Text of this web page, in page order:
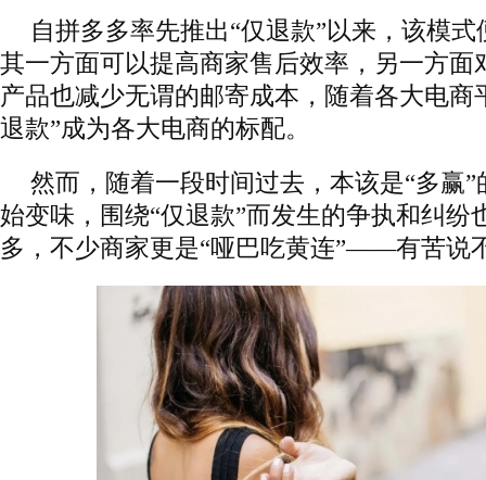
自拼多多率先推出“仅退款”以来，该模
其一方面可以提高商家售后效率，另一方面
产品也减少无谓的邮寄成本，随着各大电商
退款”成为各大电商的标配。
然而，随着一段时间过去，本该是“多赢”
始变味，围绕“仅退款”而发生的争执和纠纷
多，不少商家更是“哑巴吃黄连”——有苦说